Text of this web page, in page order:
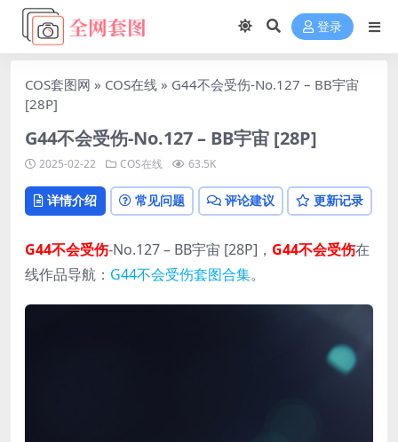
登录
COS套图网 » COS在线 » G44不会受伤-No.127 – BB宇宙
[28P]
G44不会受伤-No.127 – BB宇宙 [28P]
2025-02-22 COS在线 63.5K
详情介绍 常见问题 评论建议 更新记录
G44不会受伤-No.127 – BB宇宙 [28P]， G44不会受伤在
线作品导航： G44不会受伤套图合集。